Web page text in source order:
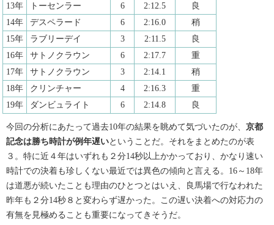
13年
トーセンラー 6 2:12.5
良
14年
デスペラード 6 2:16.0
稍
15年
ラブリーデイ 3 2:11.5
良
16年
サトノクラウン 6 2:17.7
重
17年
サトノクラウン 3 2:14.1
稍
18年
クリンチャー 4 2:16.3
重
19年
ダンビュライト 6 2:14.8 良
今回の分析にあたって過去10年の結果を眺めて気づいたのが、 京都
記念は勝ち時計が例年遅いということだ。それをまとめたのが表
３。特に近４年はいずれも２分14秒以上かかっており、かなり速い
時計での決着も珍しくない最近では異色の傾向と言える。16～18年
は道悪が続いたことも理由のひとつとはいえ、良馬場で行なわれた
昨年も２分14秒８と変わらず遅かった。この遅い決着への対応力の
有無を見極めることも重要になってきそうだ。